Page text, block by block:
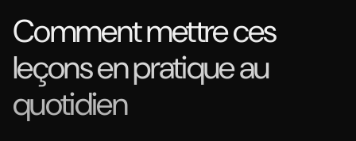
Comment mettre ces
leçons en pratique au
quotidien